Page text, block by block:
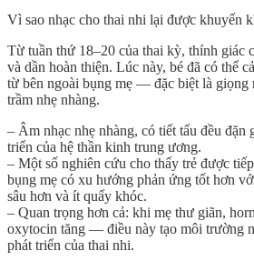
Vì sao nhạc cho thai nhi lại được khuyến
Từ tuần thứ 18–20 của thai kỳ, thính giác
và dần hoàn thiện. Lúc này, bé đã có thể
từ bên ngoài bụng mẹ — đặc biệt là giọng
trầm nhẹ nhàng.
– Âm nhạc nhẹ nhàng, có tiết tấu đều đặn
triển của hệ thần kinh trung ương.
– Một số nghiên cứu cho thấy trẻ được
bụng mẹ có xu hướng phản ứng tốt hơn
sâu hơn và ít quấy khóc.
– Quan trọng hơn cả: khi mẹ thư giãn,
oxytocin tăng — điều này tạo môi trường
phát triển của thai nhi.